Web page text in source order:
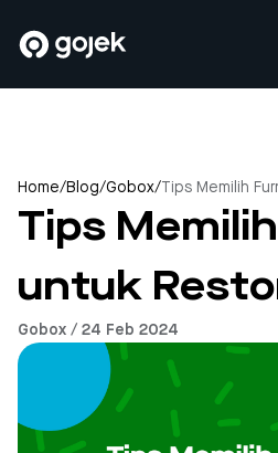
Home/Blog/Gobox/ Tips Memilih
Tips
untuk
Gobox / 24 Feb 2024